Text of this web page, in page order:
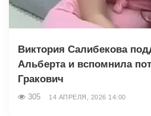
Виктория Салибекова
Альберта и вспомнила
Гракович
305 14 АПРЕЛЯ, 2026 14:00